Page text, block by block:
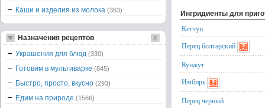
Ингридиенты для
Кетчуп
Перец болгарский
Кунжут
Имбирь
Перец черный
Каши и изделия из молока (363)
Назначения рецептов
Украшения для блюд (330)
Готовим в мультиварке (845)
Быстро, просто, вкусно (293)
Едим на природе (1566)